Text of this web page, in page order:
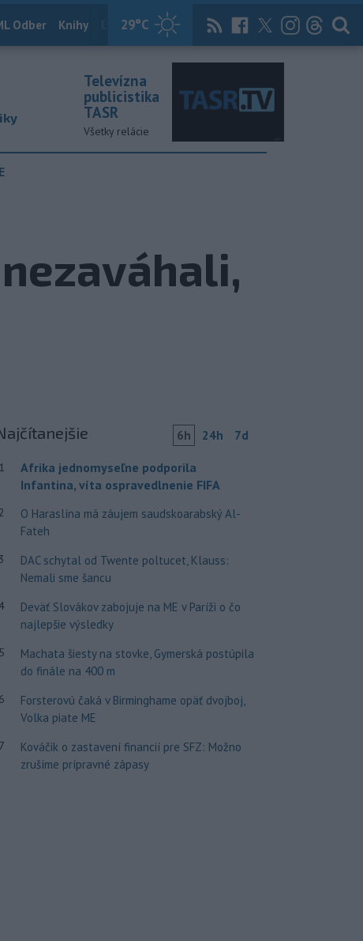
29°C
Odber Knihy Útulkovo Magazín News Now Archív
Televízna
publicistika
TASR
Všetky relácie
6h 24h 7d
1
Afrika jednomyseľne podporila
Infantina, víta ospravedlnenie FIFA
2
O Haraslína má záujem saudskoarabský Al-
Fateh
3
DAC schytal od Twente poltucet, Klauss:
Nemali sme šancu
Deväť Slovákov zabojuje na ME v Paríži o čo
najlepšie výsledky
5
Machata šiesty na stovke, Gymerská postúpila
do finále na 400 m
6
Forsterovú čaká v Birminghame opäť dvojboj,
Volka piate ME
7
Kováčik o zastavení financií pre SFZ: Možno
zrušíme prípravné zápasy